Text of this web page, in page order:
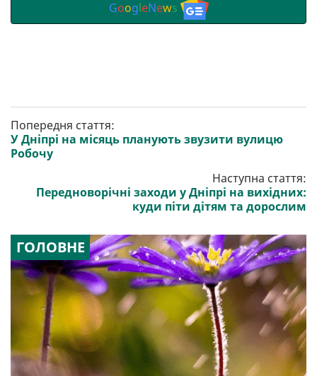
GoogleNews
Попередня стаття:
У Дніпрі на місяць планують звузити вулицю
Робочу
Наступна стаття:
Передноворічні заходи у Дніпрі на вихідних:
куди піти дітям та дорослим
ГОЛОВНЕ